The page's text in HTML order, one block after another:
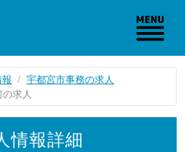
宇都宮市事務の求人
求人
情報詳細